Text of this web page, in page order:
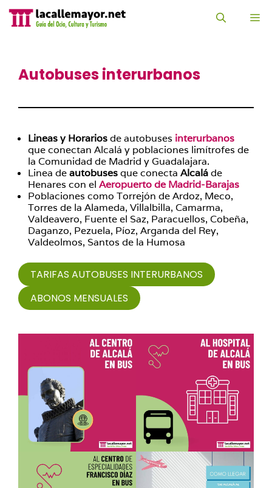
contenido
Autobuses interurbanos
Lineas y Horariosde autobuses interurbanos
que conectan Alcalá y poblaciones limítrofes de
la Comunidad de Madrid y Guadalajara.
Linea deautobusesque conecta Alcaláde
Henares con el Aeropuerto de Madrid-Barajas
Poblaciones como Torrejón de Ardoz, Meco,
Torres de la Alameda, Villalbilla, Camarma,
Valdeavero, Fuente el Saz, Paracuellos, Cobeña,
Daganzo, Pezuela, Píoz, Arganda del Rey,
Valdeolmos, Santos de la Humosa
TARIFAS AUTOBUSES INTERURBANOS
ABONOS MENSUALES